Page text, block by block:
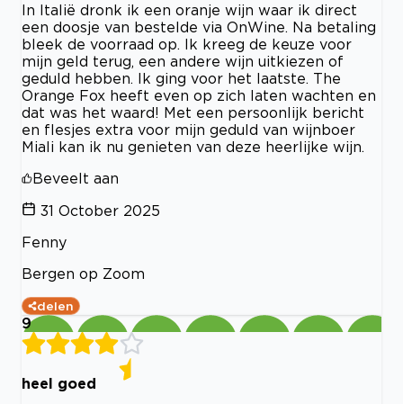
In Italië dronk ik een oranje wijn waar ik direct
een doosje van bestelde via OnWine. Na betaling
bleek de voorraad op. Ik kreeg de keuze voor
mijn geld terug, een andere wijn uitkiezen of
geduld hebben. Ik ging voor het laatste. The
Orange Fox heeft even op zich laten wachten en
dat was het waard! Met een persoonlijk bericht
en flesjes extra voor mijn geduld van wijnboer
Miali kan ik nu genieten van deze heerlijke wijn.
Beveelt aan
31 October 2025
Fenny
Bergen op Zoom
delen
9
heel goed